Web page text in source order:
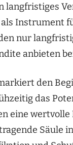
langfristiges
Instrument
nur
anbieten
den
das
eine wertvolle
Säule